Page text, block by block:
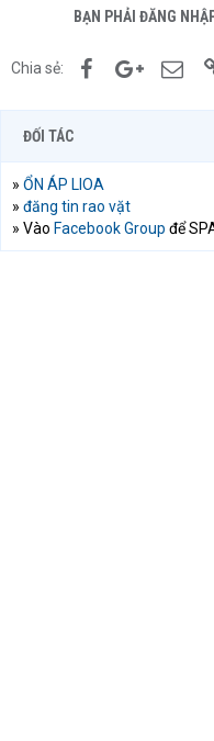
BẠN PHẢI ĐĂNG
Chia sẻ: FacebookGoogle+
ĐỐI TÁC
» ỔN ÁP LIOA
» đăng tin rao vặt
» Vào Facebook Group để